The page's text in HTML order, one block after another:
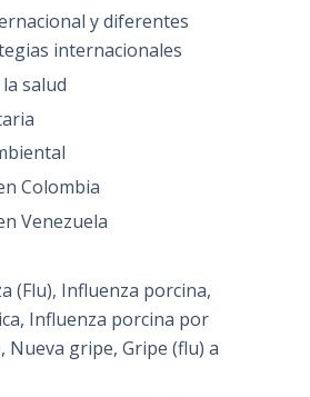
y diferentes
internacionales
salud
Colombia
Venezuela
(Flu), Influenza porcina,
Influenza porcina por
Nueva gripe, Gripe (flu) a